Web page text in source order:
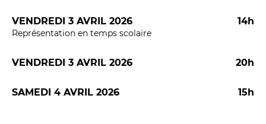
Tarifs, abonnements & places à l’unité
VENDREDI 3 AVRIL 2026 14h
Représentation en temps scolaire
VENDREDI 3 AVRIL 2026 20h
SAMEDI 4 AVRIL 2026 15h